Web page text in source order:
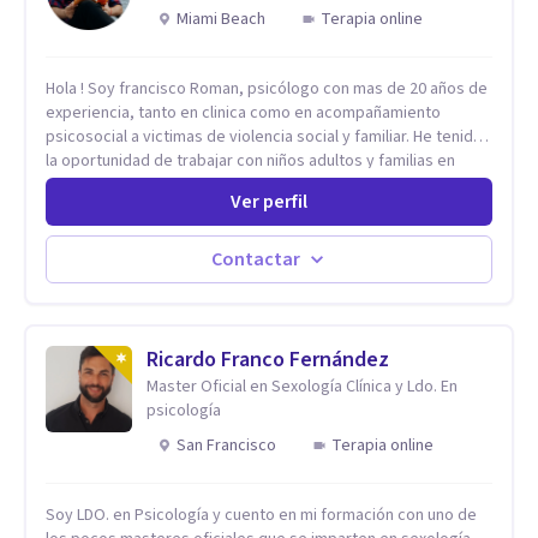
Miami Beach Terapia online
Hola ! Soy francisco Roman, psicólogo con mas de 20 años de
experiencia, tanto en clinica como en acompañamiento
psicosocial a victimas de violencia social y familiar. He tenido
la oportunidad de trabajar con niños adultos y familias en
todos los espacios y esto me ha dado un una variedad de
aprendizajes que ahora pongo a tu disposicion. En la
actualidad puedo atenderte de manera presencial y/o virtual,
de lunes a sabado. el costo de cada sesión lo acordamos en
el primer contacto
Ver perfil
Contactar
Ricardo Franco Fernández
Master Oficial en Sexología Clínica y Ldo. En
psicología
San Francisco
Terapia online
Soy LDO. en Psicología y cuento en mi formación con uno de